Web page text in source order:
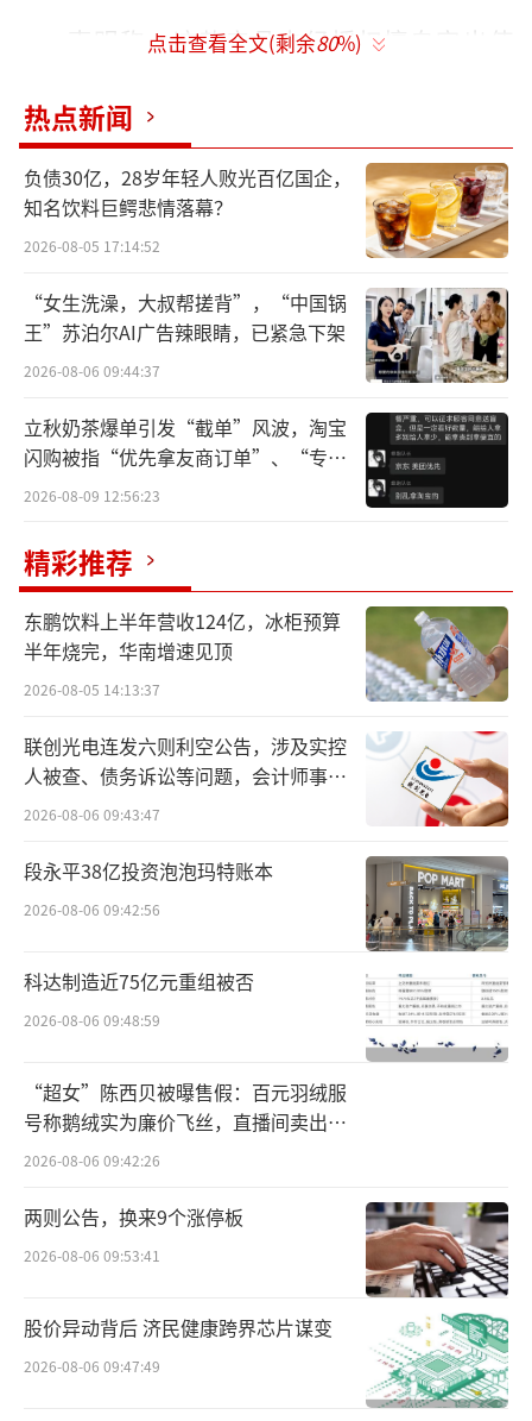
声明称，这款产品未经授权擅自突出使
康已启动司法程序，对涉事企业进行起诉，以
求维护广大消费者和企业的合法权益。
声明还称，同仁堂始终把产品质量与消费
者健康放在首位。“我们郑重承诺，公司将进
一步加强管理，与广大消费者和相关各方一
道，坚决抵制任何影响消费者健康、企业品牌
形象与各方合法权益的行为。我们愿诚恳接受
社会各界的监督与指导，共同维护健康有序的
市场环境。”
此外，同仁堂健康提醒广大消费者：请务
认准“同仁堂”双龙图案商标，避免权益受
损。
截图图源：服务号“同仁堂健康会员”
被上海市消保委约谈
称“北京同仁堂99%高纯南极磷虾油”的产
品，在网页上写着“高含量”“智利进口原
料”“高度提纯”“1粒≈100只磷虾”，其磷
脂标识值为43%，但检测结果显示该款产品磷
脂含量为0。
点击查看全文(剩余80%)
热点新闻
负债30亿，28岁年轻人败光百亿国企，
知名饮料巨鳄悲情落幕？
2026-08-05 17:14:52
“女生洗澡，大叔帮搓背”，“中国锅
王”苏泊尔AI广告辣眼睛，已紧急下架
2026-08-06 09:44:37
立秋奶茶爆单引发“截单”风波，淘宝
闪购被指“优先拿友商订单”、“专挑
贵的拿”
2026-08-09 12:56:23
精彩推荐
东鹏饮料上半年营收124亿，冰柜预算
半年烧完，华南增速见顶
2026-08-05 14:13:37
联创光电连发六则利空公告，涉及实控
人被查、债务诉讼等问题，会计师事务
所曾出具“保留意见”
2026-08-06 09:43:47
段永平38亿投资泡泡玛特账本
2026-08-06 09:42:56
科达制造近75亿元重组被否
2026-08-06 09:48:59
“超女”陈西贝被曝售假：百元羽绒服
号称鹅绒实为廉价飞丝，直播间卖出超
百万元
2026-08-06 09:42:26
两则公告，换来9个涨停板
2026-08-06 09:53:41
股价异动背后 济民健康跨界芯片谋变
2026-08-06 09:47:49